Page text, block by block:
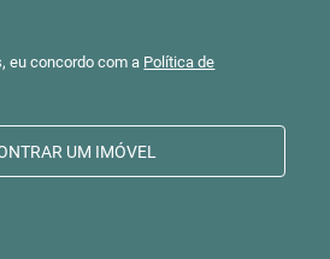
eu concordo com a Política de
UM IMÓVEL